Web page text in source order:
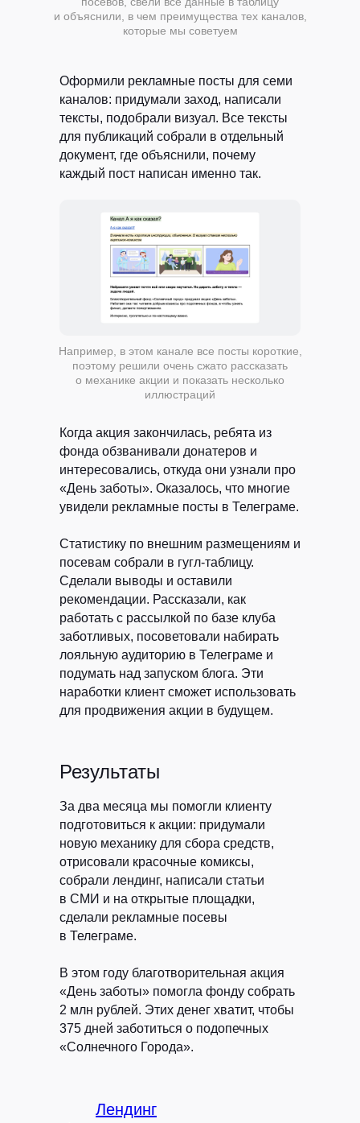
и объяснили, в чем преимущества тех каналов,
которые мы советуем
Оформили рекламные посты для семи
каналов: придумали заход, написали
тексты, подобрали визуал. Все тексты
для публикаций собрали в отдельный
документ, где объяснили, почему
каждый пост написан именно так.
Например, в этом канале все посты короткие,
поэтому решили очень сжато рассказать
о механике акции и показать несколько
иллюстраций
Когда акция закончилась, ребята из
фонда обзванивали донатеров и
интересовались, откуда они узнали про
«День заботы». Оказалось, что многие
увидели рекламные посты в Телеграме.
Статистику по внешним размещениям и
посевам собрали в гугл-таблицу.
Сделали выводы и оставили
рекомендации. Рассказали, как
работать с рассылкой по базе клуба
заботливых, посоветовали набирать
лояльную аудиторию в Телеграме и
подумать над запуском блога. Эти
наработки клиент сможет использовать
для продвижения акции в будущем.
Результаты
За два месяца мы помогли клиенту
подготовиться к акции: придумали
новую механику для сбора средств,
отрисовали красочные комиксы,
собрали лендинг, написали статьи
в СМИ и на открытые площадки,
сделали рекламные посевы
в Телеграме.
В этом году благотворительная акция
«День заботы» помогла фонду собрать
2 млн рублей. Этих денег хватит, чтобы
375 дней заботиться о подопечных
«Солнечного Города».
Лендинг
конфиденциальности
рассылку с советами,
ОТПРАВИТЬ
ВСЕ УСЛУГИ РЕДАКЦИИ
Политика конфиденциальности
TELEGRAM Виси.ру
Партнерская
программа
Авторам
Курсы
ЖИР
Рыба.fm